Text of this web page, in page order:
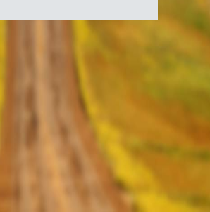
Canada